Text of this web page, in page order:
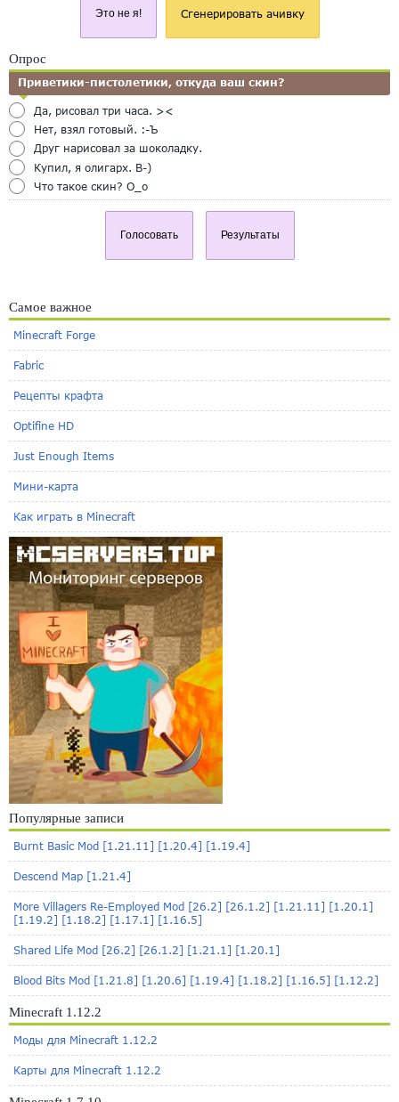
Это не я! Сгенерировать ачивку
Опрос
Приветики-пистолетики, откуда ваш скин?
Да, рисовал три часа. ><
Нет, взял готовый. :-Ъ
Друг нарисовал за шоколадку.
Купил, я олигарх. B-)
Что такое скин? O_o
Голосовать Результаты
Самое важное
Minecraft Forge
Fabric
Рецепты крафта
Optifine HD
Just Enough Items
Мини-карта
Как играть в Minecraft
Популярные записи
Burnt Basic Mod [1.21.11] [1.20.4] [1.19.4]
Descend Map [1.21.4]
More Villagers Re-Employed Mod [26.2] [26.1.2] [1.21.11] [1.20.1]
[1.19.2] [1.18.2] [1.17.1] [1.16.5]
Shared Life Mod [26.2] [26.1.2] [1.21.1] [1.20.1]
Blood Bits Mod [1.21.8] [1.20.6] [1.19.4] [1.18.2] [1.16.5] [1.12.2]
Minecraft 1.12.2
Моды для Minecraft 1.12.2
Карты для Minecraft 1.12.2